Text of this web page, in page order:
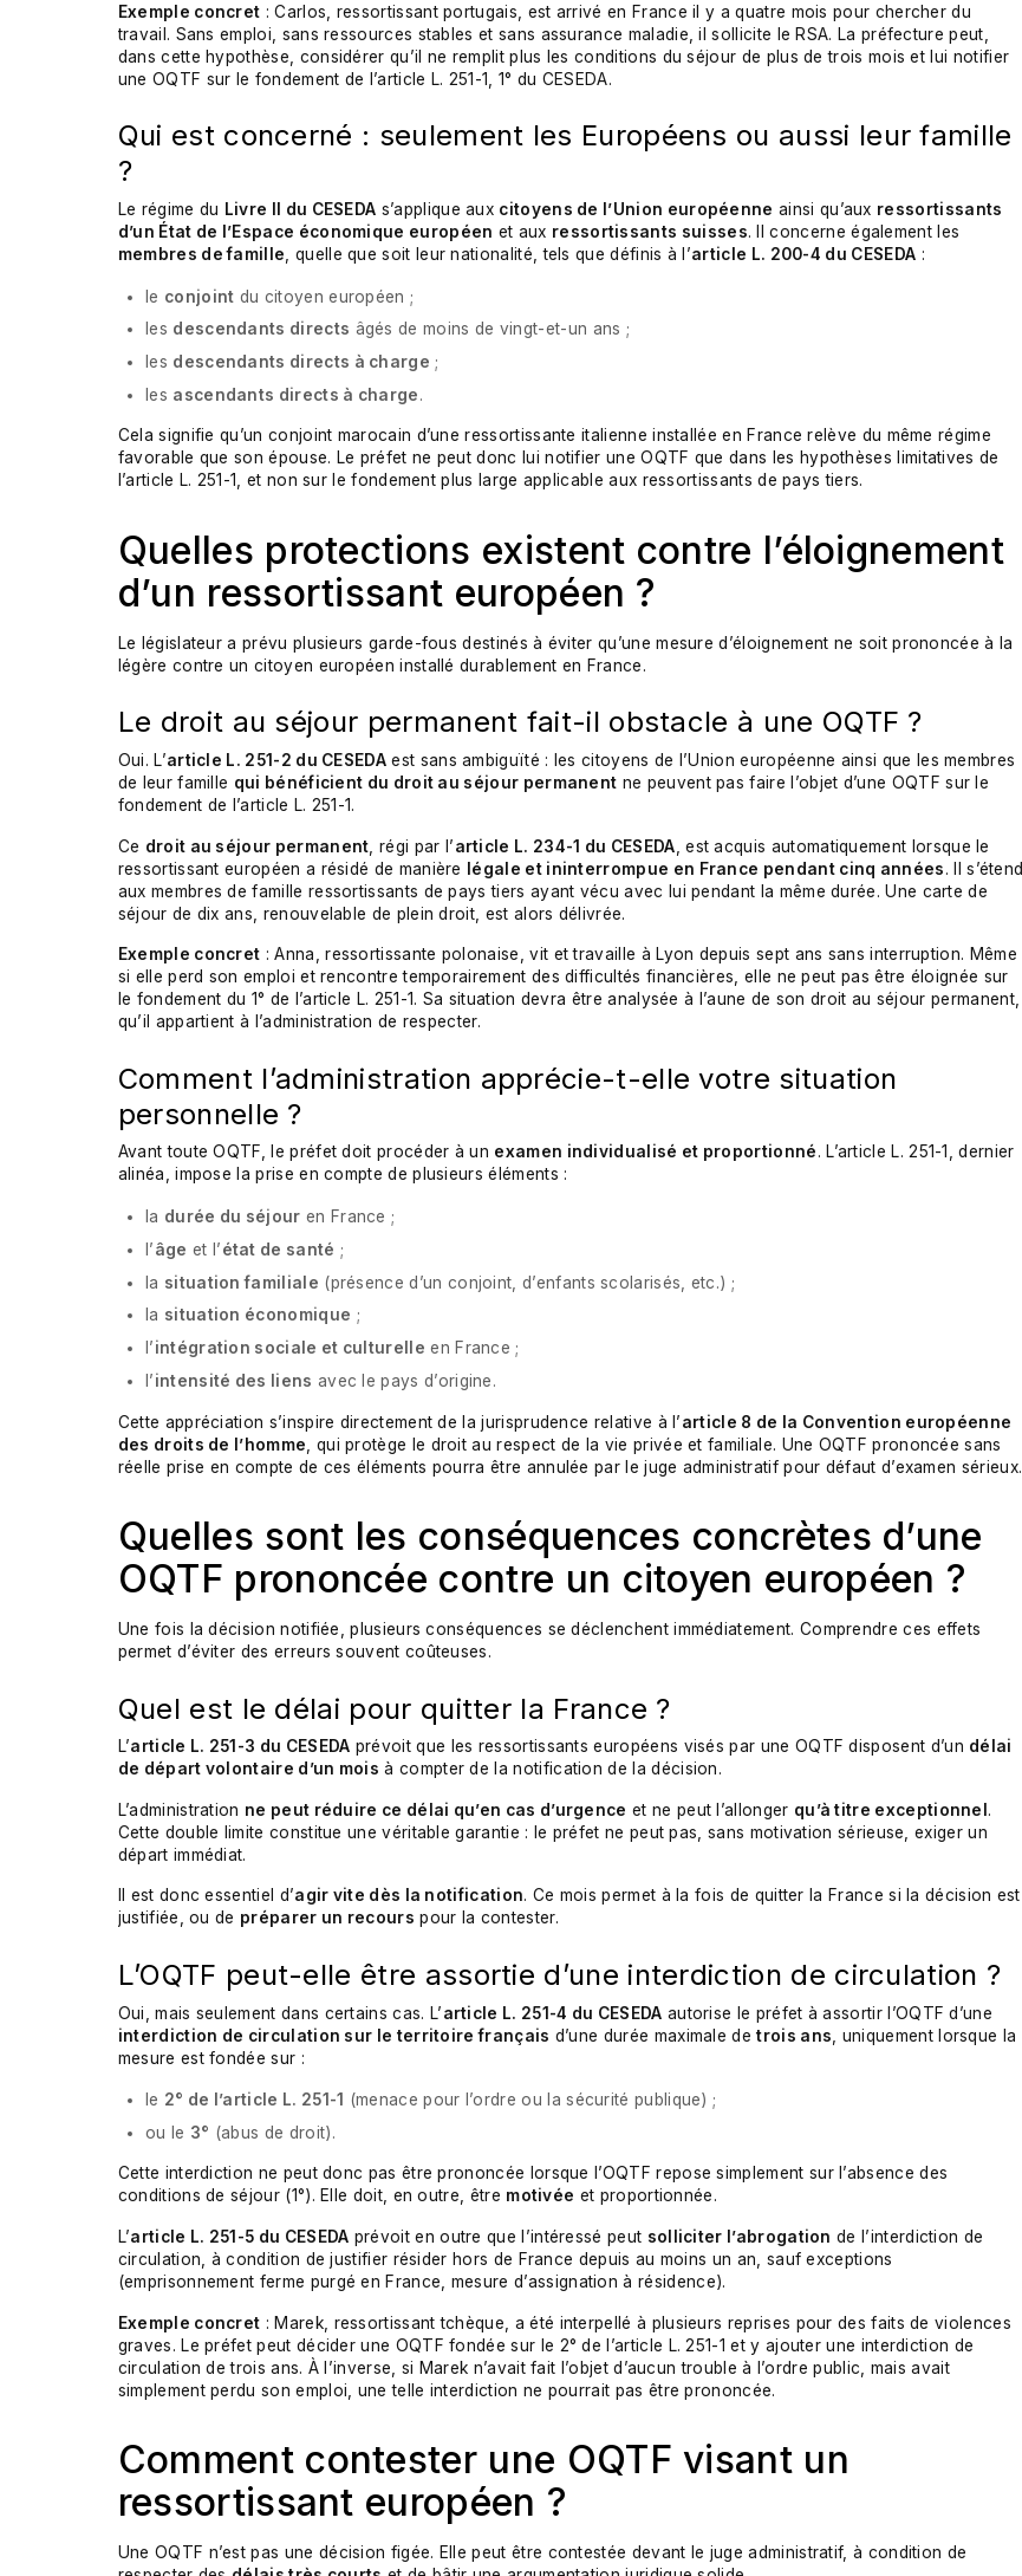
Exemple concret : Carlos, ressortissant portugais, est arrivé en France il y a quatre mois pour chercher du
travail. Sans emploi, sans ressources stables et sans assurance maladie, il sollicite le RSA. La préfecture peut,
dans cette hypothèse, considérer qu’il ne remplit plus les conditions du séjour de plus de trois mois et lui notifier
une OQTF sur le fondement de l’article L. 251-1, 1° du CESEDA.
Qui est concerné : seulement les Européens ou aussi leur famille
?
Le régime du Livre II du CESEDA s’applique aux citoyens de l’Union européenne ainsi qu’aux ressortissants
d’un État de l’Espace économique européen et aux ressortissants suisses. Il concerne également les
membres de famille , quelle que soit leur nationalité, tels que définis à l’article L. 200-4 du CESEDA :
le conjoint du citoyen européen ;
les descendants directs âgés de moins de vingt-et-un ans ;
les descendants directs à charge ;
les ascendants directs à charge.
Cela signifie qu’un conjoint marocain d’une ressortissante italienne installée en France relève du même régime
favorable que son épouse. Le préfet ne peut donc lui notifier une OQTF que dans les hypothèses limitatives de
l’article L. 251-1, et non sur le fondement plus large applicable aux ressortissants de pays tiers.
Quelles protections existent contre l’éloignement
d’un ressortissant européen ?
Le législateur a prévu plusieurs garde-fous destinés à éviter qu’une mesure d’éloignement ne soit prononcée à la
légère contre un citoyen européen installé durablement en France.
Le droit au séjour permanent fait-il obstacle à une OQTF ?
Oui. L’article L. 251-2 du CESEDA est sans ambiguïté : les citoyens de l’Union européenne ainsi que les membres
de leur famille qui bénéficient du droit au séjour permanent ne peuvent pas faire l’objet d’une OQTF sur le
fondement de l’article L. 251-1.
Ce droit au séjour permanent , régi par l’article L. 234-1 du CESEDA , est acquis automatiquement lorsque le
ressortissant européen a résidé de manière
légale et ininterrompue en France pendant cinq années. Il s’étend
aux membres de famille ressortissants de pays tiers ayant vécu avec lui pendant la même durée. Une carte de
séjour de dix ans, renouvelable de plein droit, est alors délivrée.
Exemple concret : Anna, ressortissante polonaise, vit et travaille à Lyon depuis sept ans sans interruption. Même
si elle perd son emploi et rencontre temporairement des difficultés financières, elle ne peut pas être éloignée sur
le fondement du 1° de l’article L. 251-1. Sa situation devra être analysée à l’aune de son droit au séjour permanent,
qu’il appartient à l’administration de respecter.
Comment l’administration apprécie-t-elle votre situation
personnelle ?
Avant toute OQTF, le préfet doit procéder à un examen individualisé et proportionné. L’article L. 251-1, dernier
alinéa, impose la prise en compte de plusieurs éléments :
la durée du séjour en France ;
l’âge et l’état de santé ;
la situation familiale (présence d’un conjoint, d’enfants scolarisés, etc.) ;
la situation économique ;
l’intégration sociale et culturelle en France ;
l’intensité des liens avec le pays d’origine.
Cette appréciation s’inspire directement de la jurisprudence relative à l’article 8 de la Convention européenne
des droits de l’homme , qui protège le droit au respect de la vie privée et familiale. Une OQTF prononcée sans
réelle prise en compte de ces éléments pourra être annulée par le juge administratif pour défaut d’examen sérieux.
Quelles sont les conséquences concrètes d’une
OQTF prononcée contre un citoyen européen ?
Une fois la décision notifiée, plusieurs conséquences se déclenchent immédiatement. Comprendre ces effets
permet d’éviter des erreurs souvent coûteuses.
Quel est le délai pour quitter la France ?
L’article L. 251-3 du CESEDA prévoit que les ressortissants européens visés par une OQTF disposent d’un délai
de départ volontaire d’un mois à compter de la notification de la décision.
L’administration ne peut réduire ce délai qu’en cas d’urgence et ne peut l’allonger qu’à titre exceptionnel .
Cette double limite constitue une véritable garantie : le préfet ne peut pas, sans motivation sérieuse, exiger un
départ immédiat.
Il est donc essentiel d’agir vite dès la notification. Ce mois permet à la fois de quitter la France si la décision est
justifiée, ou de préparer un recours pour la contester.
L’OQTF peut-elle être assortie d’une interdiction de circulation ?
Oui, mais seulement dans certains cas. L’article L. 251-4 du CESEDA autorise le préfet à assortir l’OQTF d’une
interdiction de circulation sur le territoire français d’une durée maximale detrois ans , uniquement lorsque la
mesure est fondée sur :
le 2° de l’article L. 251-1 (menace pour l’ordre ou la sécurité publique) ;
ou le 3° (abus de droit).
Cette interdiction ne peut donc pas être prononcée lorsque l’OQTF repose simplement sur l’absence des
conditions de séjour (1°). Elle doit, en outre, être motivée et proportionnée.
L’article L. 251-5 du CESEDA prévoit en outre que l’intéressé peut solliciter l’abrogation de l’interdiction de
circulation, à condition de justifier résider hors de France depuis au moins un an, sauf exceptions
(emprisonnement ferme purgé en France, mesure d’assignation à résidence).
Exemple concret : Marek, ressortissant tchèque, a été interpellé à plusieurs reprises pour des faits de violences
graves. Le préfet peut décider une OQTF fondée sur le 2° de l’article L. 251-1 et y ajouter une interdiction de
circulation de trois ans. À l’inverse, si Marek n’avait fait l’objet d’aucun trouble à l’ordre public, mais avait
simplement perdu son emploi, une telle interdiction ne pourrait pas être prononcée.
Comment contester une OQTF visant un
ressortissant européen ?
Une OQTF n’est pas une décision figée. Elle peut être contestée devant le juge administratif, à condition de